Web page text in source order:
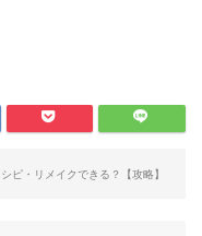
ピ・リメイクできる？【攻略】